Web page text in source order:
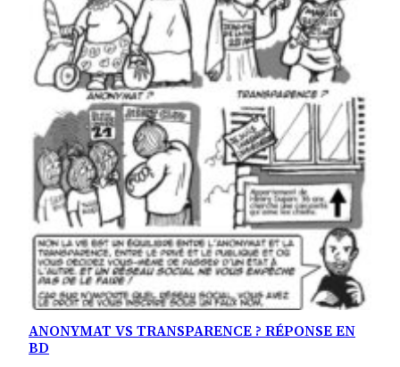
ANONYMAT VS TRANSPARENCE ? RÉPONSE EN
BD